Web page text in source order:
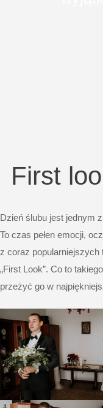
First
Dzień ślubu jest jednym
To czas pełen emocji,
z coraz popularniejszych
„First Look”. Co to
przeżyć go w